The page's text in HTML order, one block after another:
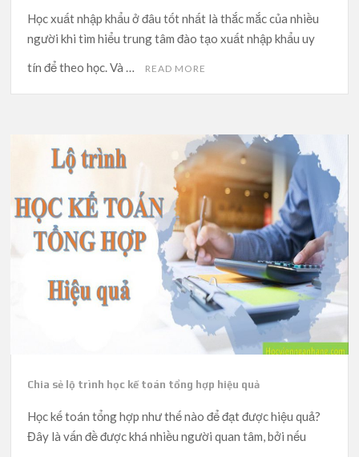
Học xuất nhập khẩu ở đâu tốt nhất là thắc mắc của nhiều
người khi tìm hiểu trung tâm đào tạo xuất nhập khẩu uy
tín để theo học. Và …
READ MORE
Chia sẻ lộ trình học kế toán tổng hợp hiệu quả
Học kế toán tổng hợp như thế nào để đạt được hiệu quả?
Đây là vấn đề được khá nhiều người quan tâm, bởi nếu